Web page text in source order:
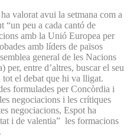
valorat avui la setmana com a
“un peu a cada cantó de
amb la Unió Europea per
amb líders de països
general de les Nacions
entre d’altres, buscar el seu
tot el debat que hi va lligat.
formulades per Concòrdia i
negociacions i les crítiques
negociacions, Espot ha
i de valentia” les formacions